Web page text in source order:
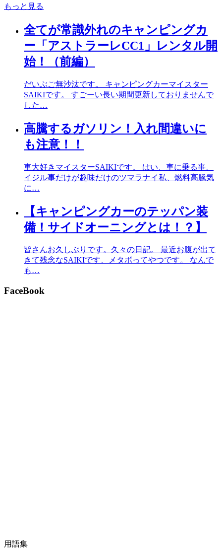
もっと見る
全てが常識外れのキャンピングカ
ー「アストラーレCC1」レンタル開
始！（前編）
だいぶご無沙汰です。 キャンピングカーマイスター
SAIKIです。 すごーい長い期間更新しておりませんで
した…
高騰するガソリン！入れ間違いに
も注意！！
車大好きマイスターSAIKIです。 はい、車に乗る事、
イジル事だけが趣味だけのツマラナイ私、燃料高騰気
に…
【キャンピングカーのテッパン装
備！サイドオーニングとは！？】
皆さんお久しぶりです。久々の日記。 最近お腹が出て
きて残念なSAIKIです、メタボってやつです。 なんで
も…
FaceBook
用語集